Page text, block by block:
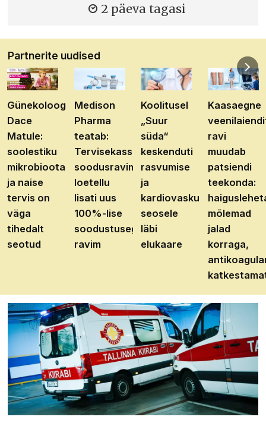
2 päeva tagasi
Partnerite uudised
Günekoloog
Dace
Matule:
soolestiku
mikrobioota
ja naise
tervis on
väga
tihedalt
seotud
Medison
Pharma
teatab:
Tervisekassa
soodusravimite
loetellu
lisati uus
100%-lise
soodustusega
ravim
Koolitusel
„Suur
süda“
keskenduti
rasvumise
ja
kardiovaskulaarhaiguste
seosele
läbi
elukaare
Kaasaegne
ravi
muudab
patsiendi
teekonda:
mõlemad
jalad
korraga,